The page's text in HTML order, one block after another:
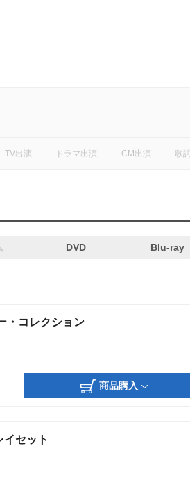
TV出演 ドラマ出演 CM出演 歌詞
DVD Blu-ray
・コレクション
商品購入
セット